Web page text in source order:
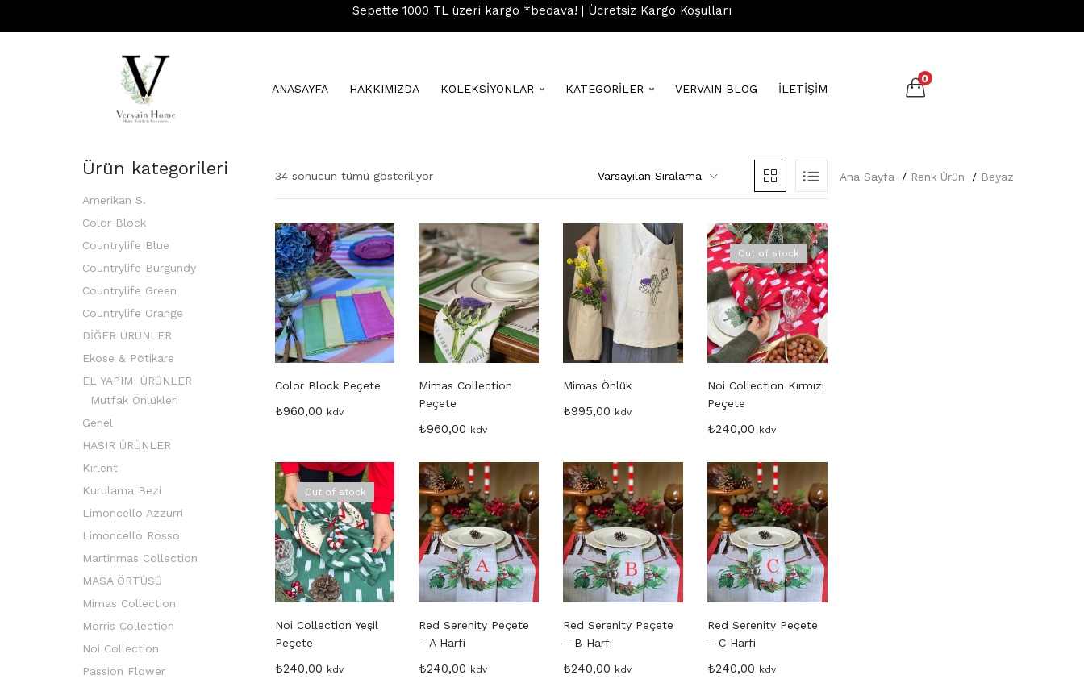
Sepette 1000 TL üzeri kargo *bedava! | Ücretsiz Kargo Koşulları
ANASAYFA HAKKIMIZDA KOLEKSİYONLAR KATEGORİLER VERVAIN BLOG İLETİŞİM
0
Ana Sayfa Renk Ürün Beyaz
Ürün kategorileri
Amerikan S.
Color Block
Countrylife Blue
Countrylife Burgundy
Countrylife Green
Countrylife Orange
DİĞER ÜRÜNLER
Ekose & Pötikare
EL YAPIMI ÜRÜNLER
Mutfak Önlükleri
Genel
HASIR ÜRÜNLER
Kırlent
Kurulama Bezi
Limoncello Azzurri
Limoncello Rosso
Martinmas Collection
MASA ÖRTÜSÜ
Mimas Collection
Morris Collection
Noi Collection
Passion Flower
34 sonucun tümü gösteriliyor Varsayılan Sıralama
Color Block Peçete
₺960,00 kdv
Mimas Collection
Peçete
₺960,00 kdv
Mimas Önlük
₺995,00 kdv
Out of stock
Noi Collection Kırmızı
Peçete
₺240,00 kdv
Out of stock
Noi Collection Yeşil
Peçete
₺240,00 kdv
Red Serenity Peçete
– A Harfi
₺240,00 kdv
Red Serenity Peçete
– B Harfi
₺240,00 kdv
Red Serenity Peçete
– C Harfi
₺240,00 kdv